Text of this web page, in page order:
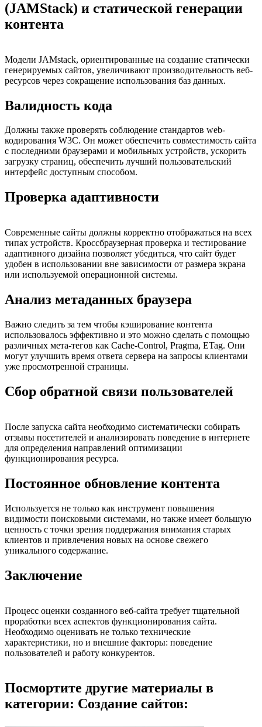
(JAMStack) и статической генерации
контента
Модели JAMstack, ориентированные на создание статически
генерируемых сайтов, увеличивают производительность веб-
ресурсов через сокращение использования баз данных.
Валидность кода
Должны также проверять соблюдение стандартов web-
кодирования W3C. Он может обеспечить совместимость сайта
с последними браузерами и мобильных устройств, ускорить
загрузку страниц, обеспечить лучший пользовательский
интерфейс доступным способом.
Проверка адаптивности
Современные сайты должны корректно отображаться на всех
типах устройств. Кроссбраузерная проверка и тестирование
адаптивного дизайна позволяет убедиться, что сайт будет
удобен в использовании вне зависимости от размера экрана
или используемой операционной системы.
Анализ метаданных браузера
Важно следить за тем чтобы кэширование контента
использовалось эффективно и это можно сделать с помощью
различных мета-тегов как Cache-Control, Pragma, ETag. Они
могут улучшить время ответа сервера на запросы клиентами
уже просмотренной страницы.
Сбор обратной связи пользователей
После запуска сайта необходимо систематически собирать
отзывы посетителей и анализировать поведение в интернете
для определения направлений оптимизации
функционирования ресурса.
Постоянное обновление контента
Используется не только как инструмент повышения
видимости поисковыми системами, но также имеет большую
ценность с точки зрения поддержания внимания старых
клиентов и привлечения новых на основе свежего
уникального содержание.
Заключение
Процесс оценки созданного веб-сайта требует тщательной
проработки всех аспектов функционирования сайта.
Необходимо оценивать не только технические
характеристики, но и внешние факторы: поведение
пользователей и работу конкурентов.
Посмортите другие материалы в
категории: Создание сайтов: